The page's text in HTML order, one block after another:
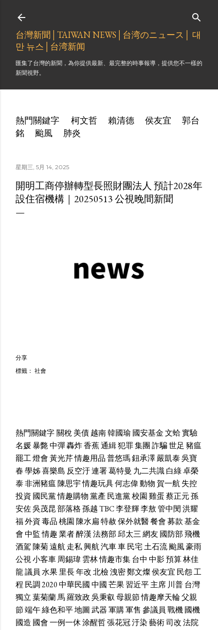
台灣新聞│TAIWAN NEWS│台湾のニュース│ 대
만 뉴스│台湾新闻
匯集了台灣的新聞，為你提供最新、最完整的時事報導，提供您不一樣的
新聞視野。
熱門關鍵字 柯文哲 賴清德 侯友宜
郭台
銘
颱風 肺炎
星期三, 5月 14, 2025
開明工商停辦轉型長照財團法人 預計2028年
設住宿機構｜20250513 公視晚間新聞
分享
標籤： 社會
熱門關鍵字關稅美債越南韓國瑜 國安基金文蛤實驗
名媛暴斃中彈轟炸香蕉通緝犯罪集團詐騙世足 豬瘟
罷工燈會黃光芹情趣用品普悠瑪鈕承澤嚴凱泰吳寶
春學姊喜樂島 反空汙連署葛特曼 九二共識白綠卓榮
泰非洲豬瘟陳思宇情趣玩具何志偉動物賀一航失控
投資 國民黨情趣購物黨產 民進黨校園雞蛋蔡正元孫
安佐吳茂昆部落格孫越TBC李登輝李敖管中閔洪耀
福外資毒品桃園陳水扁特赦保外就醫餐會募款基金
會中監情趣業者醉漢法務部邱太三網友國防部飛機
酒駕陳菊遠航走私興航汽車車民宅土石流颱風豪雨
公視小客車周錫瑋雲林情趣市集台中 中影預算林佳
龍議員 水果里長年改北檢洩密鄭文燦侯友宜 民怨工
程 民調2020中華民國中國芒果習近平主席 川普台灣
獨立葉菊蘭馬羅致政吳秉叡母親節情趣摩天輪父親
節端午綠色和平地圖武器軍購軍售 參議員 戰機國機
國造 國會一例一休涂醒哲張花冠汙染藝術司改法院